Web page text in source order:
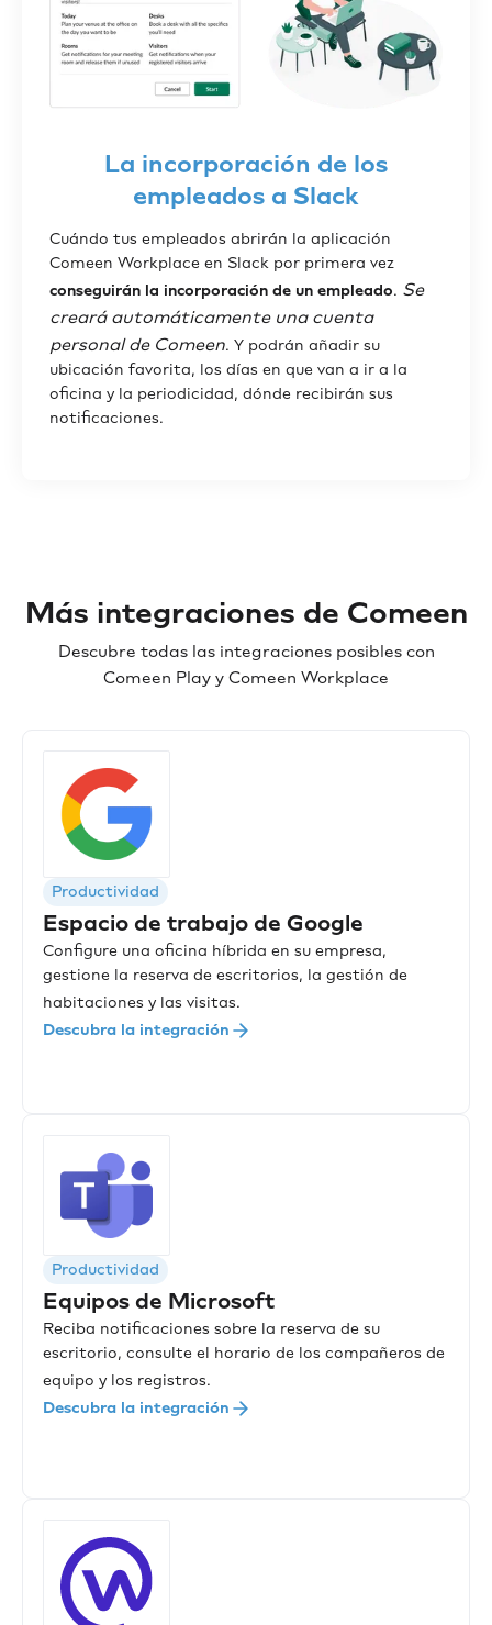
La incorporación de los
empleados a Slack
Cuándo tus empleados abrirán la aplicación
Comeen Workplace en Slack por primera vez
conseguirán la incorporación de un empleado. Se
creará automáticamente una cuenta
personal de Comeen. Y podrán añadir su
ubicación favorita, los días en que van a ir a la
oficina y la periodicidad, dónde recibirán sus
notificaciones.
Más integraciones de Comeen
Descubre todas las integraciones posibles con
Comeen Play y Comeen Workplace
Productividad
Espacio de trabajo de Google
Configure una oficina híbrida en su empresa,
gestione la reserva de escritorios, la gestión de
habitaciones y las visitas.
Descubra la integración
Productividad
Equipos de Microsoft
Reciba notificaciones sobre la reserva de su
escritorio, consulte el horario de los compañeros de
equipo y los registros.
Descubra la integración